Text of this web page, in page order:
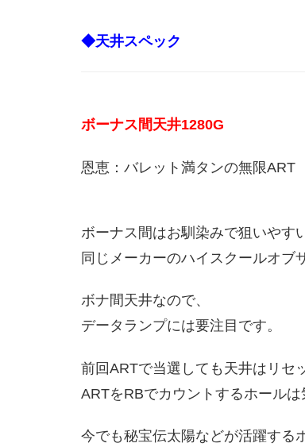
◆天井スペック
ボーナス間天井1280G
恩恵：バレット満タンの無限ART
ボーナス間はお馴染みで狙いやす
同じメーカーのハイスクールオブ
ボナ間天井なので、
データランプには要注目です。
前回ARTで当選しても天井はリセ
ARTをRBでカウントするホール
今でも秘宝伝太陽などが活躍する